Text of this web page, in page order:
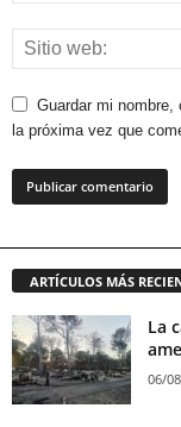
Guardar mi
la próxima vez que
ARTÍCULOS MÁS
La
06/